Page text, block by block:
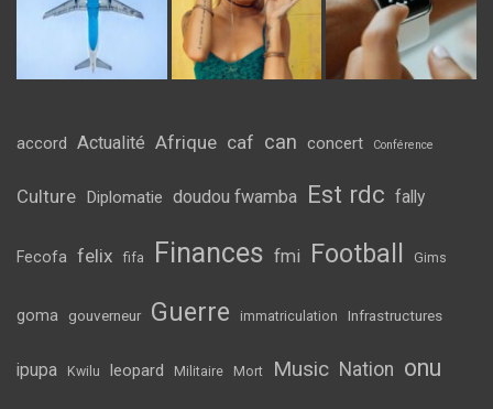
accord Actualité Afrique caf can concert Conférence
Culture Diplomatie doudou fwamba Est rdc fally
Fecofa felix fifa Finances fmi Football Gims
goma gouverneur Guerre immatriculation Infrastructures
ipupa Kwilu leopard Militaire Mort Music Nation onu